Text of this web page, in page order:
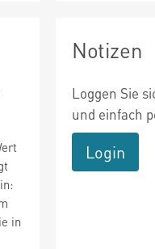
in
Notizen
Loggen Sie
und einfach
Login